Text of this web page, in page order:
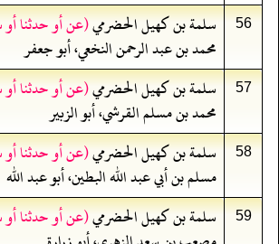
56 سلمة بن كهيل الحضرمي(عن أو حدثنا
محمد بن عبد الرحمن النخعي، أبو جعفر
57 سلمة بن كهيل الحضرمي(عن أو حدثنا
محمد بن مسلم القرشي، أبو الزبير
58 سلمة بن كهيل الحضرمي(عن أو حدثنا
مسلم بن أبي عبد الله البطين، أبو عبد الله
59 سلمة بن كهيل الحضرمي(عن أو حدثنا